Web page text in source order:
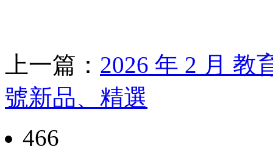
上一篇： 2026 年 2 月 教
號新品、精選
466